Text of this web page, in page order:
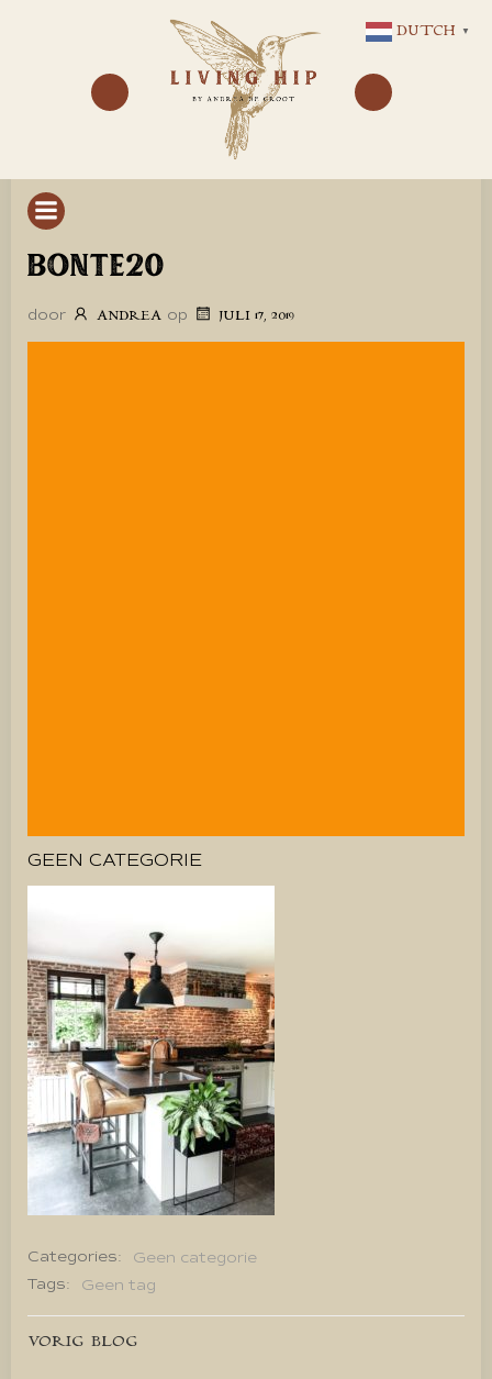
NAAR
DE
INHOUD
BONTE20
door ANDREA op JULI 17, 2019
GEEN CATEGORIE
Categories:
Geen categorie
Tags:
Geen tag
Bericht
VORIG BLOG
DUTCH ▼